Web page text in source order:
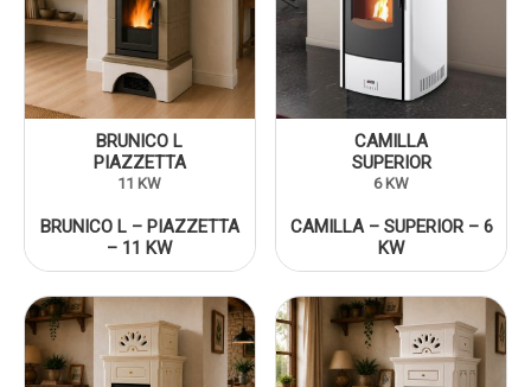
BRUNICO L
PIAZZETTA
11 KW
BRUNICO L – PIAZZETTA
– 11 KW
CAMILLA
SUPERIOR
6 KW
CAMILLA – SUPERIOR – 6
KW